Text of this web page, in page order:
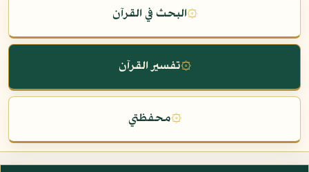
۞البحث في القرآن
۞تفسير القرآن
۞محفظتي